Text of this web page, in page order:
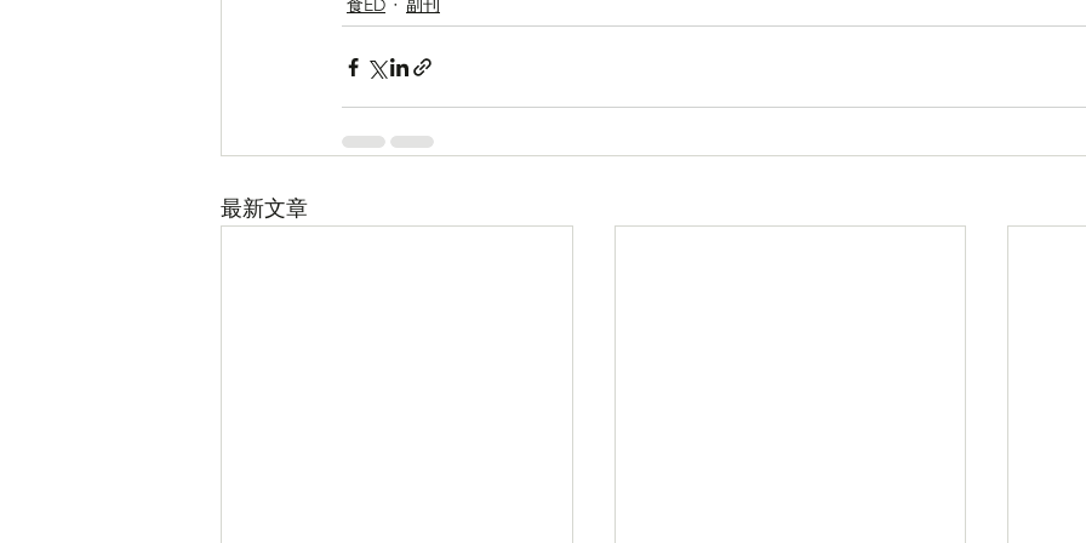
食ED 副刊
最新文章